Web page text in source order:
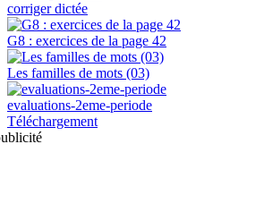
corriger dictée
G8 : exercices de la page 42
Les familles de mots (03)
evaluations-2eme-periode
Téléchargement